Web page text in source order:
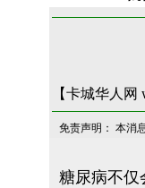
【卡城华人网
免责声明： 本消
糖尿病不仅